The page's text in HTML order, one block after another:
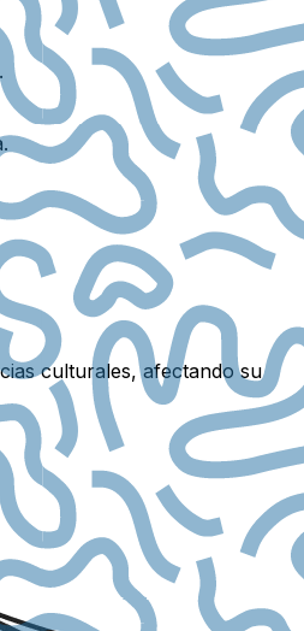
culturales, afectando su